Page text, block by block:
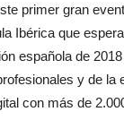
primer gran
Ibérica que
española de
y de la
con más de